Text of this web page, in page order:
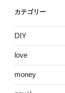
カテゴリー
DIY
love
money